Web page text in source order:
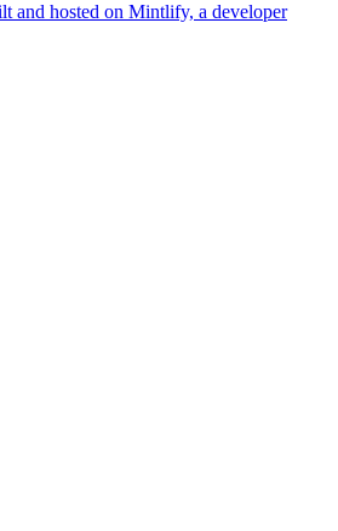
and hosted on Mintlify, a developer